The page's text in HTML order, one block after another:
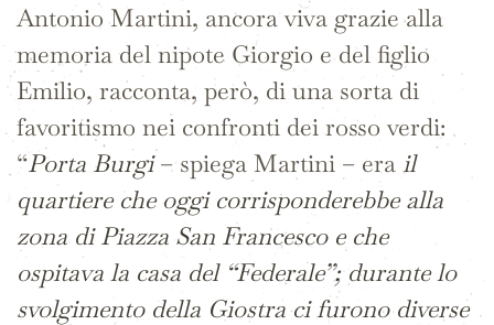
Antonio Martini, ancora viva grazie alla
memoria del nipote Giorgio e del figlio
Emilio, racconta, però, di una sorta di
favoritismo nei confronti dei rosso verdi:
“Porta Burgi– spiega Martini – era il
quartiere che oggi corrisponderebbe alla
zona di Piazza San Francesco e che
ospitava la casa del “Federale”; durante lo
svolgimento della Giostra ci furono diverse